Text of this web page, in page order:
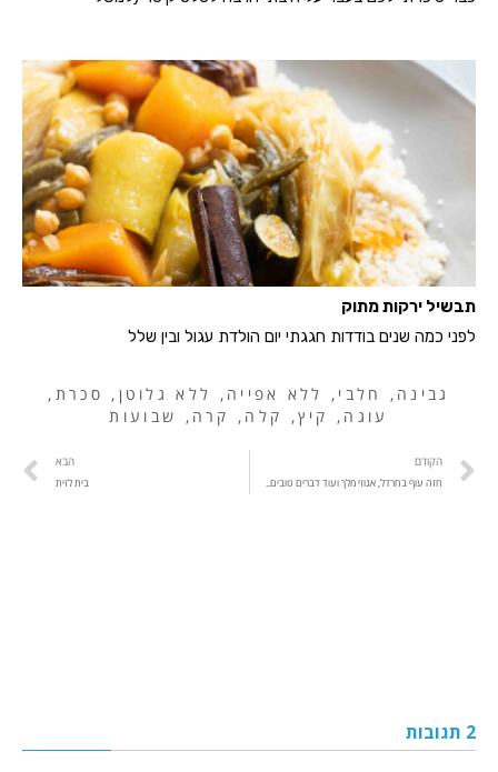
תבשיל ירקות מתוק
לפני כמה שנים בודדות חגגתי יום הולדת עגול ובין שלל
גבינה , חלבי , ללא אפייה , ללא גלוטן , סכרת ,
עוגה , קיץ, קלה , קרה , שבועות
הקודם
חזה עוף בחרדל, אגוזי מלך ועוד דברים טובים..
הבא
בית לזית
2 תגובות